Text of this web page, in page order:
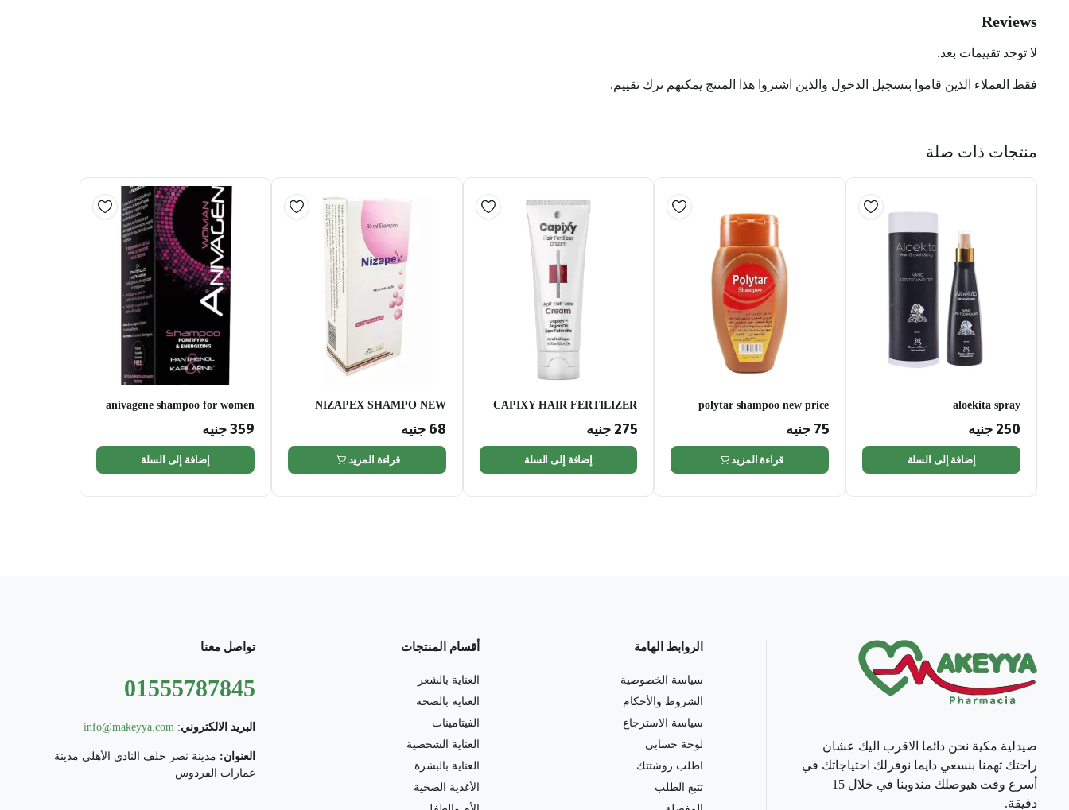
Reviews
لا توجد تقييمات بعد.
فقط العملاء الذين قاموا بتسجيل الدخول والذين اشتروا هذا المنتج يمكنهم ترك تقييم.
منتجات ذات صلة
aloekita spray
250 جنيه
إضافة إلى السلة
polytar shampoo new price
75 جنيه
قراءة المزيد
CAPIXY HAIR FERTILIZER
275 جنيه
إضافة إلى السلة
NIZAPEX SHAMPO NEW
68 جنيه
قراءة المزيد
anivagene shampoo for women
359جنيه
إضافة إلى السلة
صيدلية مكية نحن دائما الاقرب اليك عشان
راحتك تهمنا بنسعي دايما نوفرلك احتياجاتك في
أسرع وقت هيوصلك مندوبنا في خلال 15
دقيقة.
الروابط الهامة
سياسة الخصوصية
الشروط والأحكام
سياسة الاسترجاع
لوحة حسابي
اطلب روشتتك
تتبع الطلب
أقسام المنتجات
العناية بالشعر
العناية بالصحة
الفيتامينات
العناية الشخصية
العناية بالبشرة
الأغذية الصحية
تواصل معنا
01555787845
البريد الالكتروني:
info@makeyya.com
العنوان: مدينة نصر خلف النادي الأهلي مدينة
عمارات الفردوس